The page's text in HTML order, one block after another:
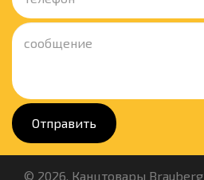
Отправить
© 2026. Канцтовары Brauberg